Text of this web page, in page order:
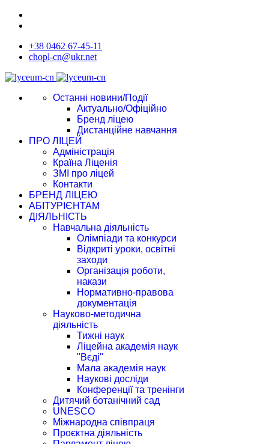
+38 0462 67-45-11
chopl-cn@ukr.net
Останні новини/Події
Актуально/Офіційно
Бренд ліцею
Дистанційне навчання
ПРО ЛІЦЕЙ
Адміністрація
Країна Ліценія
ЗМІ про ліцей
Контакти
БРЕНД ЛІЦЕЮ
АБІТУРІЄНТАМ
ДІЯЛЬНІСТЬ
Навчальна діяльність
Олімпіади та конкурси
Відкриті уроки, освітні
заходи
Організація роботи,
накази
Нормативно-правова
документація
Науково-методична
діяльність
Тижні наук
Ліцейна академія наук
"Вєді"
Мала академія наук
Наукові досліди
Конференції та тренінги
Дитячий ботанічний сад
UNESCO
Міжнародна співпраця
Проєктна діяльність